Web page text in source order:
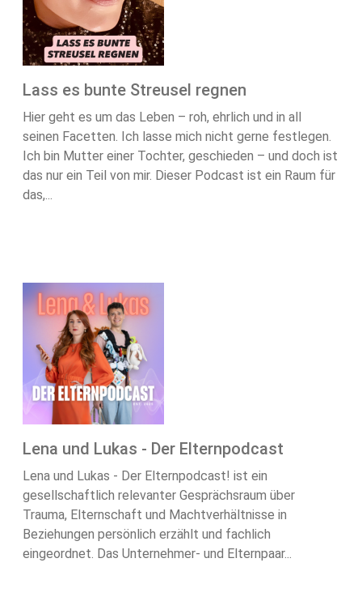
Lass es bunte Streusel regnen
Hier geht es um das Leben – roh, ehrlich und in all
seinen Facetten. Ich lasse mich nicht gerne festlegen.
Ich bin Mutter einer Tochter, geschieden – und doch ist
das nur ein Teil von mir. Dieser Podcast ist ein Raum für
das,...
Lena und Lukas - Der Elternpodcast
Lena und Lukas - Der Elternpodcast! ist ein
gesellschaftlich relevanter Gesprächsraum über
Trauma, Elternschaft und Machtverhältnisse in
Beziehungen persönlich erzählt und fachlich
eingeordnet. Das Unternehmer- und Elternpaar...